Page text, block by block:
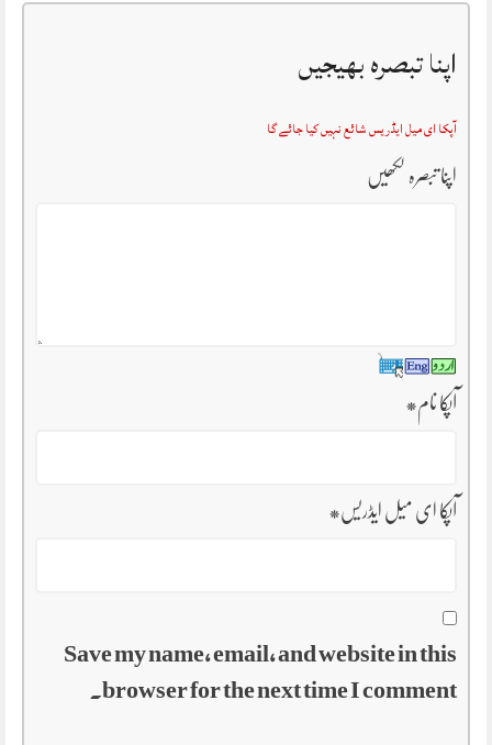
اپنا تبصرہ بھیجیں
آپکا ای میل ایڈریس شائع نہیں کیا جائے گا
اپنا تبصرہ لکھیں
آپکا نام*
آپکا ای میل ایڈریس*
Save my name, email, and website in this
browser for the next time I comment.